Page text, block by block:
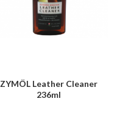
ZYMÖL Leather Cleaner
236ml